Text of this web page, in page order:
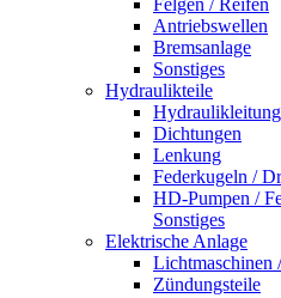
Antriebswellen
Bremsanlage
Sonstiges
Hydraulikteile
Dichtungen
Lenkung
Federkugeln /
HD-Pumpen /
Sonstiges
Elektrische Anlage
Lichtmaschinen
Zündungsteile